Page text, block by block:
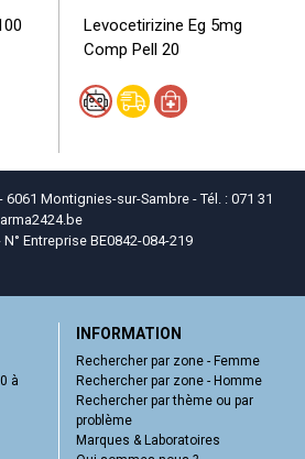
Levocetirizine Eg 5mg
Comp Pell 20
6061 Montignies-sur-Sambre - Tél. : 071 31
Entreprise BE0842-084-219
à
INFORMATION
Rechercher par zone - Femme
Rechercher par zone - Homme
Rechercher par thème ou par
problème
Marques & Laboratoires